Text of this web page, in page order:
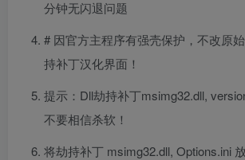
分钟无闪退问题
# 因官方主程序有强壳保护，不改原
持补丁汉化界面！
提示：Dll劫持补丁msimg32.dll,
不要相信杀软！
将劫持补丁 msimg32.dll, Options.ini